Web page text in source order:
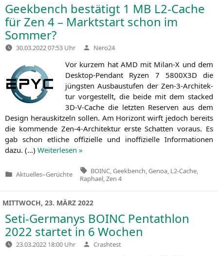
Geekbench bestätigt 1 MB L2-Cache
für Zen 4 – Marktstart schon im
Sommer?
30.03.2022 07:53 Uhr Verfasst
von
Nero24
Vor kur­zem hat AMD mit Milan‑X und dem
Desk­top-Pen­dant Ryzen 7 5800X3D die
jüngs­ten Aus­bau­stu­fen der Zen-3-Archi­tek­
tur vor­ge­stellt, die bei­de mit dem sta­cked
3D-V-Cache die letz­ten Reser­ven aus dem
Design her­aus­kit­zeln sol­len. Am Hori­zont wirft jedoch bereits
die kom­men­de Zen-4-Archi­tek­tur ers­te Schat­ten vor­aus. Es
gab schon etli­che offi­zi­el­le und inof­fi­zi­el­le Infor­ma­tio­nen
dazu. (…) Wei­ter­le­sen »
Veröffentlicht
Aktuelles–Gerüchte
Tags:
BOINC Geekbench Genoa L2-Cache
Raphael, Zen 4
MITTWOCH, 23. MÄRZ 2022
Seti-Germanys BOINC Pentathlon
2022 startet in 6 Wochen
23.03.2022 18:00 Uhr Verfasst
von
Crashtest